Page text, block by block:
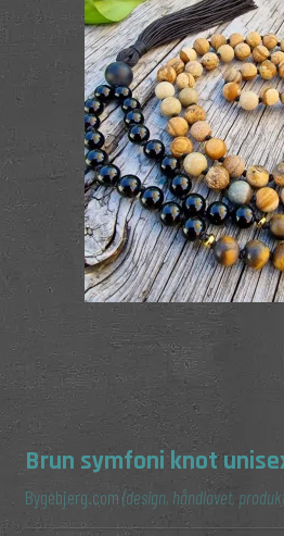
Brun symfoni knot
Bygebjerg.com(design, håndlavet,